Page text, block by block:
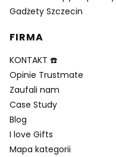
Gadżety Szczecin
FIRMA
KONTAKT ☎️
Opinie Trustmate
Zaufali nam
Case Study
Blog
I love Gifts
Mapa kategorii